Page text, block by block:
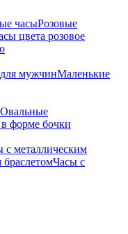
часыРозовые
цвета розовое
мужчинМаленькие
Овальные
форме бочки
с металлическим
Часы с